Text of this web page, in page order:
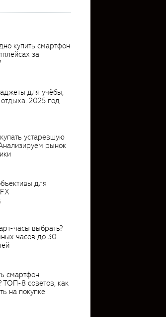
купить смартфон
за
для учёбы,
2025 год
устаревшую
рынок
для
часы выбрать?
часов до 30
смартфон
ТОП-8 советов, как
на покупке